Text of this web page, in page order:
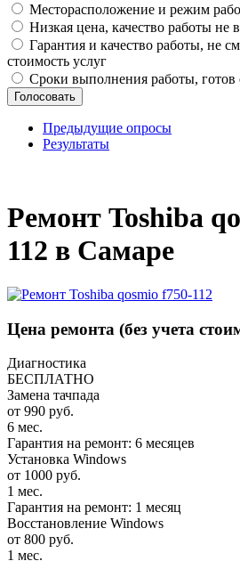
Месторасположение и режим
Низкая цена, качество работы не
Гарантия и качество работы, не
стоимость услуг
Сроки выполнения работы, готов
Предыдущие опросы
Результаты
Ремонт Toshiba
112 в Самаре
Цена ремонта (без учета
Диагностика
БЕСПЛАТНО
Замена тачпада
от 990 руб.
6 мес.
Гарантия на ремонт: 6 месяцев
Установка Windows
от 1000 руб.
1 мес.
Гарантия на ремонт: 1 месяц
Восстановление Windows
от 800 руб.
1 мес.